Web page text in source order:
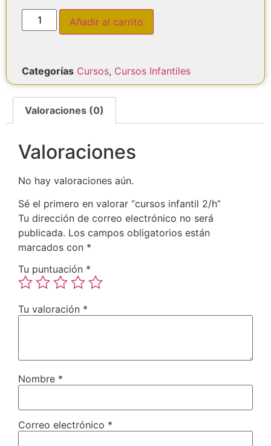
Añadir al carrito
Categorías Cursos, Cursos Infantiles
Valoraciones (0)
Valoraciones
No hay valoraciones aún.
Sé el primero en valorar “cursos infantil 2/h”
Tu dirección de correo electrónico no será
publicada. Los campos obligatorios están
marcados con *
Tu puntuación *
Tu valoración *
Nombre *
Correo electrónico *